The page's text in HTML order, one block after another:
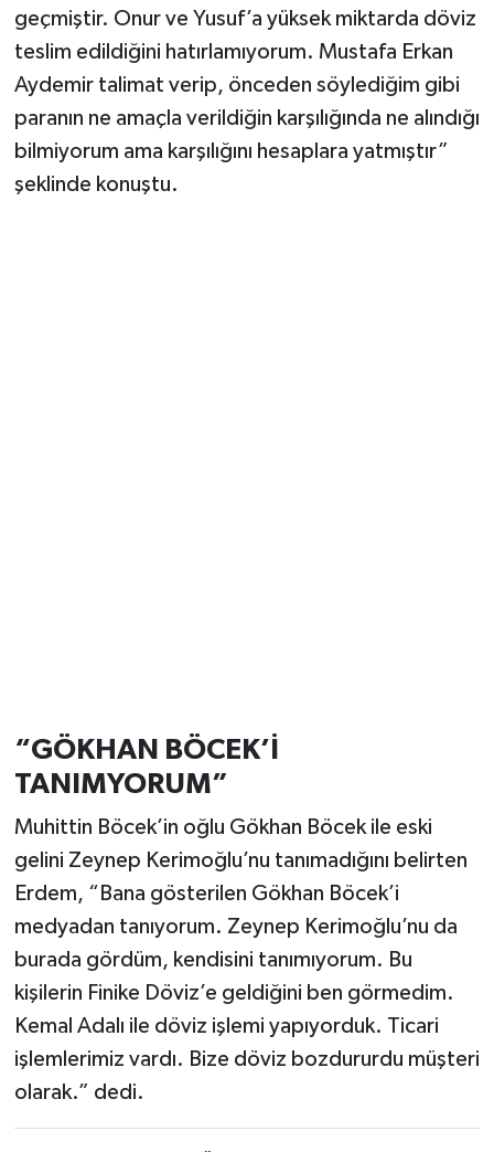
geçmiştir. Onur ve Yusuf’a yüksek miktarda döviz
teslim edildiğini hatırlamıyorum. Mustafa Erkan
Aydemir talimat verip, önceden söylediğim gibi
paranın ne amaçla verildiğin karşılığında ne alındığı
bilmiyorum ama karşılığını hesaplara yatmıştır”
şeklinde konuştu.
“GÖKHAN BÖCEK’İ
TANIMYORUM”
Muhittin Böcek’in oğlu Gökhan Böcek ile eski
gelini Zeynep Kerimoğlu’nu tanımadığını belirten
Erdem, “Bana gösterilen Gökhan Böcek’i
medyadan tanıyorum. Zeynep Kerimoğlu’nu da
burada gördüm, kendisini tanımıyorum. Bu
kişilerin Finike Döviz’e geldiğini ben görmedim.
Kemal Adalı ile döviz işlemi yapıyorduk. Ticari
işlemlerimiz vardı. Bize döviz bozdururdu müşteri
olarak.” dedi.